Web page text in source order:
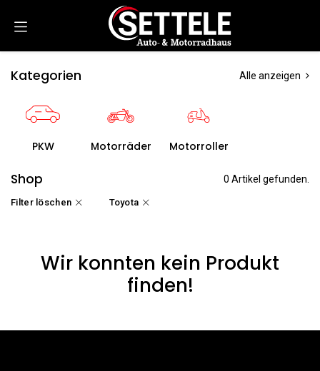
Kategorien Alle anzeigen
PKW Motorräder Motorroller
Shop 0 Artikel gefunden.
Filter löschen Toyota
Wir konnten kein Produkt
finden!